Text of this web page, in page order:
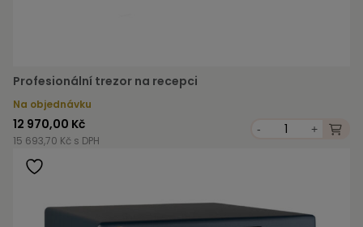
Profesionální trezor na recepci
Na objednávku
12 970,00 Kč
15 693,70 Kč s DPH
- +